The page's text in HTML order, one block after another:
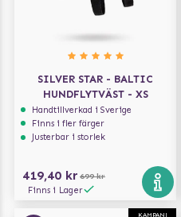
SILVER STAR - BALTIC
HUNDFLYTVÄST - XS
Handtillverkad i Sverige
Finns i fler färger
Justerbar i storlek
419,40 kr 699 kr
Finns i Lager
KAMPANJ